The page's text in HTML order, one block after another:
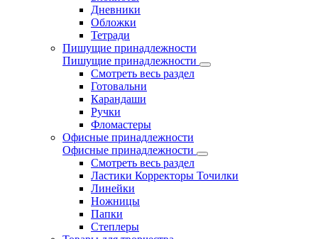
Дневники
Обложки
Тетради
Пишущие принадлежности
Пишущие принадлежности
Смотреть весь раздел
Готовальни
Карандаши
Ручки
Фломастеры
Офисные принадлежности
Офисные принадлежности
Смотреть весь раздел
Ластики Корректоры Точилки
Линейки
Ножницы
Папки
Степлеры